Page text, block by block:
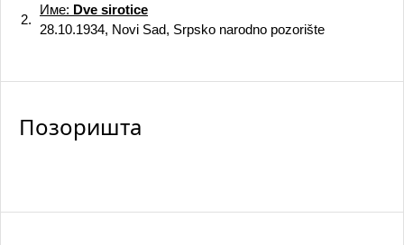
2.
Име: Dve sirotice
28.10.1934, Novi Sad, Srpsko narodno pozorište
Позоришта